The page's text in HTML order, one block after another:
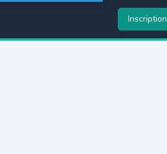
Inscription